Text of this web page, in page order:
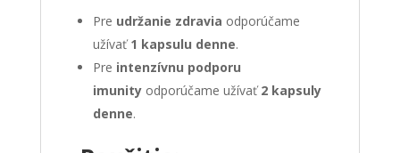
Pre udržanie zdravia odporúčame
užívať1 kapsulu denne.
Pre intenzívnu podporu
imunityodporúčame užívať2 kapsuly
denne.